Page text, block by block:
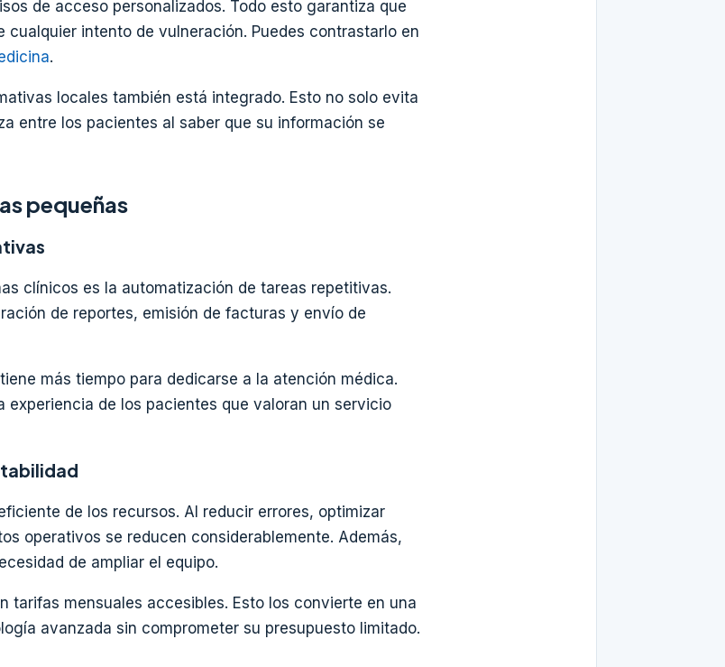
de acceso personalizados. Todo esto garantiza que
intento de vulneración. Puedes contrastarlo en
.
locales también está integrado. Esto no solo evita
entre los pacientes al saber que su información se
pequeñas
clínicos es la automatización de tareas repetitivas.
de reportes, emisión de facturas y envío de
más tiempo para dedicarse a la atención médica.
de los pacientes que valoran un servicio
de los recursos. Al reducir errores, optimizar
operativos se reducen considerablemente. Además,
de ampliar el equipo.
tarifas mensuales accesibles. Esto los convierte en una
avanzada sin comprometer su presupuesto limitado.